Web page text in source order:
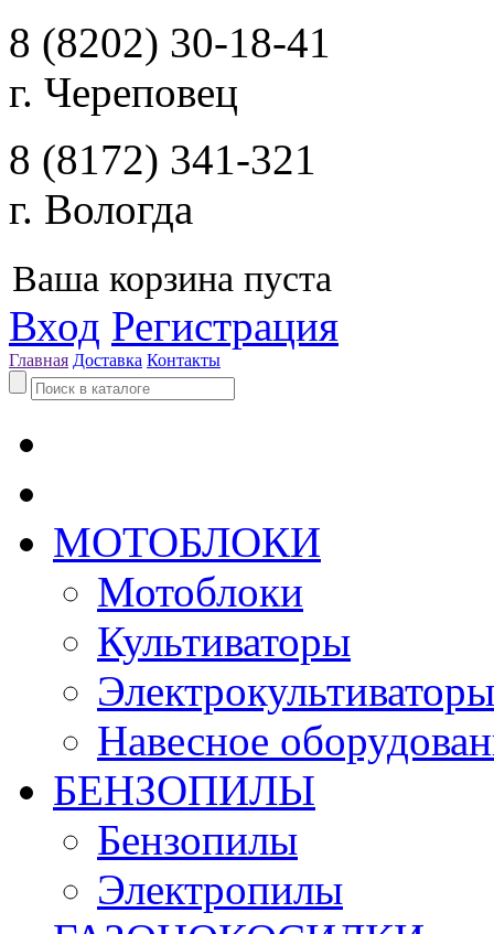
8 (8202) 30-18-41
г. Череповец
8 (8172) 341-321
г. Вологда
Ваша корзина пуста
Вход Регистрация
Главная Доставка Контакты
МОТОБЛОКИ
Мотоблоки
Культиваторы
Электрокультиваторы
Навесное
БЕНЗОПИЛЫ
Бензопилы
Электропилы